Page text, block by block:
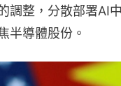
調整，分散部署AI
半導體股份。